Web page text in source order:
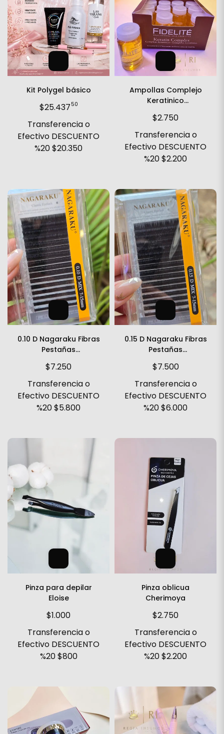
Kit Polygel básico
$25.437 50
Transferencia o
Efectivo DESCUENTO
%20$20.350
Ampollas Complejo
Keratinico
$2.750
Transferencia o
Efectivo DESCUENTO
%20$2.200
0.10 D Nagaraku Fibras
Pestañas
$7.250
Transferencia o
Efectivo DESCUENTO
%20$5.800
0.15 D Nagaraku Fibras
Pestañas
$7.500
Transferencia o
Efectivo DESCUENTO
%20$6.000
Pinza para depilar
Eloise
$1.000
Transferencia o
Efectivo DESCUENTO
%20$800
Pinza oblicua
Cherimoya
$2.750
Transferencia o
Efectivo DESCUENTO
%20$2.200